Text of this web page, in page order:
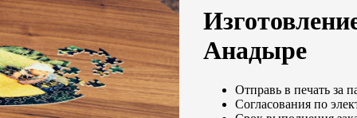
Анадыре
Отправь в печать за
Согласования по